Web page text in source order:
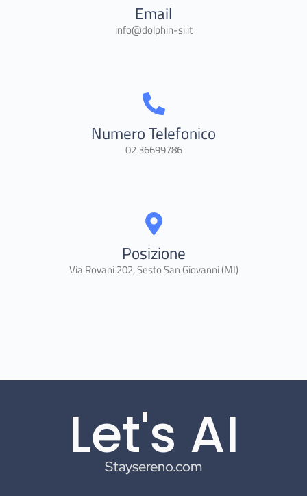
Email
info@dolphin-si.it
Numero Telefonico
02 36699786
Posizione
Via Rovani 202, Sesto San Giovanni (MI)
Let's AI
Staysereno.com